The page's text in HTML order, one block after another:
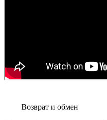
Возврат и обмен